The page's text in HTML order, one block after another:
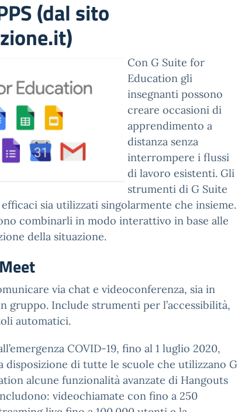
(dal sito
Con G Suite for
Education gli
insegnanti possono
creare occasioni di
apprendimento a
distanza senza
interrompere i flussi
di lavoro esistenti. Gli
strumenti di G Suite
sia utilizzati singolarmente che insieme.
combinarli in modo interattivo in base alle
della situazione.
via chat e videoconferenza, sia in
gruppo. Include strumenti per l’accessibilità,
automatici.
COVID-19, fino al 1 luglio 2020,
disposizione di tutte le scuole che utilizzano G
alcune funzionalità avanzate di Hangouts
videochiamate con fino a 250